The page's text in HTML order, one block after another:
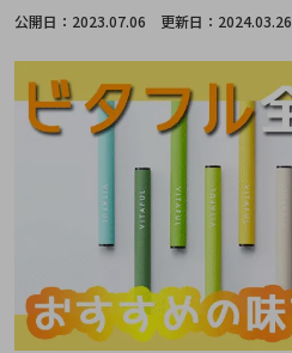
公開日： 2023.07.06 更新日： 2024.03.26